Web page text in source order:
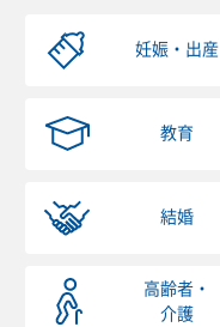
妊娠・出産
教育
結婚
高齢者・
介護